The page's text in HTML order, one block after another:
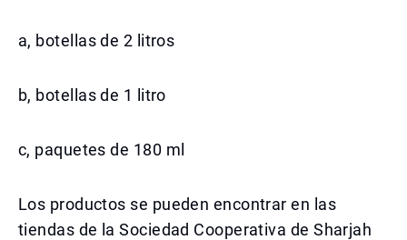
a, botellas de 2 litros
b, botellas de 1 litro
c, paquetes de 180 ml
Los productos se pueden encontrar en las
tiendas de la Sociedad Cooperativa de Sharjah